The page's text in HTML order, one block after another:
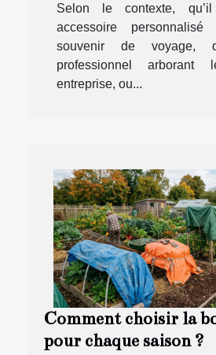
Selon le contexte, qu’il
accessoire
souvenir de voyage,
professionnel arborant
entreprise, ou...
Comment choisir la
pour chaque saison ?